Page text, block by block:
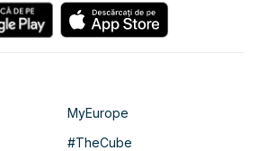
MyEurope
#TheCube